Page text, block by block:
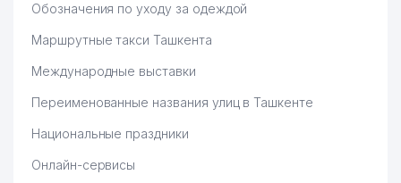
Обозначения по уходу за одеждой
Маршрутные такси Ташкента
Международные выставки
Переименованные названия улиц в Ташкенте
Национальные праздники
Онлайн-сервисы